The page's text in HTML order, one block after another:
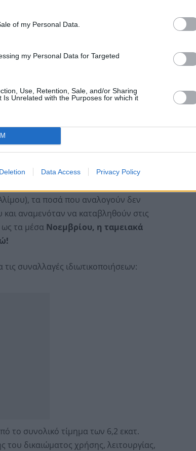
of my Personal Data.
my Personal Data for Targeted
Use, Retention, Sale, and/or Sharing
Is Unrelated with the Purposes for which it
Data Access Privacy Policy
2017 και το 2019, με εισπράξεις 1,38
Μάλιστα, για δύο από τις συναλλαγές
τα ποσά που αναλογούν δεν
και αναμενόταν να καταβληθούν στις
τα μέσα Νοεμβρίου, η ταμειακά
συναλλαγές ιδιωτικοποιήσεων:
το συνολικό τίμημα των 6,2 εκατ.
δικαιώματος χρήσης, λειτουργίας,